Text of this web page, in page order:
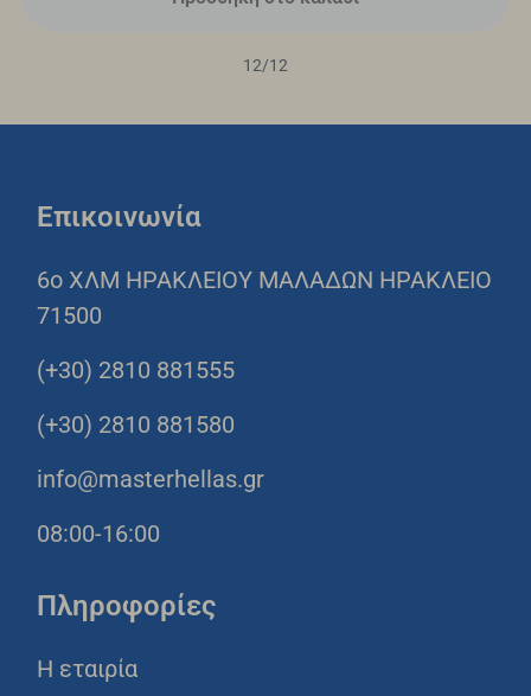
12/12
Επικοινωνία
6o ΧΛΜ ΗΡΑΚΛΕΙΟΥ ΜΑΛΑΔΩΝ ΗΡΑΚΛΕΙΟ
71500
(+30) 2810 881555
(+30) 2810 881580
info@masterhellas.gr
08:00-16:00
Πληροφορίες
Η εταιρία